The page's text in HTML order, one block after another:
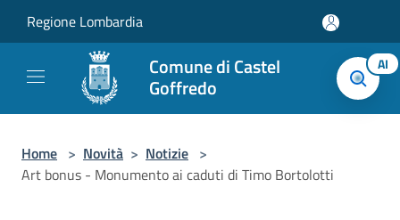
Regione Lombardia
Comune di Castel
Goffredo
AI
Home > Novità > Notizie >
Art bonus - Monumento ai caduti di Timo Bortolotti